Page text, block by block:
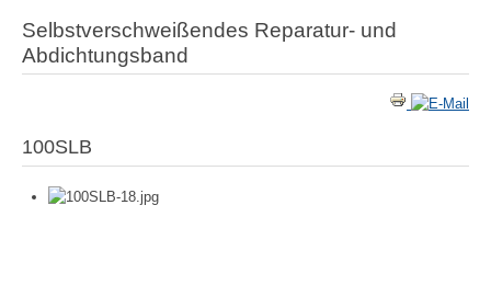
Selbstverschweißendes Reparatur- und
Abdichtungsband
100SLB